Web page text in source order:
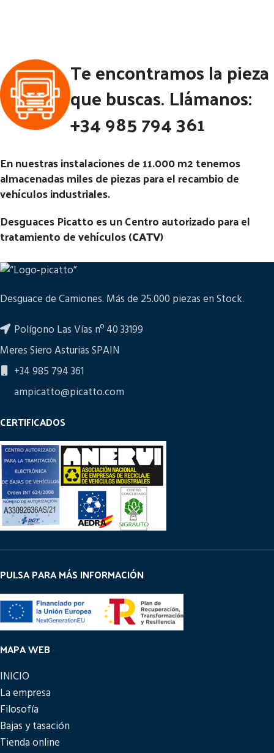
[VP]MERCEDES ATEGO II E3
1323 RG (4X2) | 01.02 - 12.06
Código Pieza:46111
E1 110.14 | 02.92 - 02.96
46100
Te encontramos la pieza
que buscas. Llámanos:
+34 985 794 361
En nuestras instalaciones de 11.000 m2 tenemos
almacenadas miles de piezas para el recambio de
vehículos industriales.
Desguaces Picatto es un Centro autorizado para el
tratamiento de vehículos (CATV)
Desguace de Camiones. Más de 25.000 piezas en Stock.
Polígono Las Vías nº 40 33199
Meres Siero Asturias SPAIN
+34 985 794 361
ampicatto@picatto.com
CERTIFICADOS
PULSA PARA MÁS INFORMACIÓN
MAPA WEB
INICIO
La empresa
Filosofía
Bajas y tasación
Tienda online